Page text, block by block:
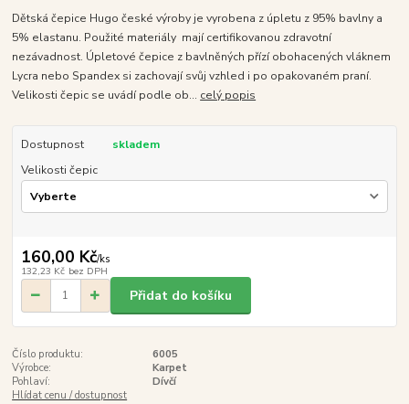
Dětská čepice Hugo české výroby je vyrobena z úpletu z 95% bavlny a
5% elastanu. Použité materiály mají certifikovanou zdravotní
nezávadnost. Úpletové čepice z bavlněných přízí obohacených vláknem
Lycra nebo Spandex si zachovají svůj vzhled i po opakovaném praní.
Velikosti čepic se uvádí podle ob... celý popis
Dostupnost
skladem
Velikosti čepic
160,00 Kč/ks
132,23 Kč bez DPH
Přidat do košíku
Číslo produktu:
6005
Výrobce:
Karpet
Pohlaví:
Dívčí
Hlídat cenu / dostupnost